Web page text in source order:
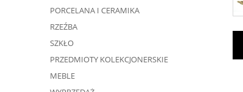
PORCELANA I CERAMIKA
RZEŹBA
SZKŁO
PRZEDMIOTY KOLEKCJONERSKIE
MEBLE